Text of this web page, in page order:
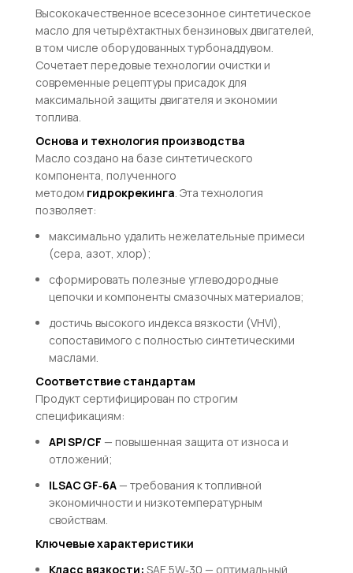
Высококачественное всесезонное синтетическое
масло для четырёхтактных бензиновых двигателей,
в том числе оборудованных турбонаддувом.
Сочетает передовые технологии очистки и
современные рецептуры присадок для
максимальной защиты двигателя и экономии
топлива.
Основа и технология производства
Масло создано на базе синтетического
компонента, полученного
методом гидрокрекинга. Эта технология
позволяет:
максимально удалить нежелательные примеси
(сера, азот, хлор);
сформировать полезные углеводородные
цепочки и компоненты смазочных материалов;
достичь высокого индекса вязкости (VHVI),
сопоставимого с полностью синтетическими
маслами.
Соответствие стандартам
Продукт сертифицирован по строгим
спецификациям:
API SP/CF — повышенная защита от износа и
отложений;
ILSAC GF‑6A— требования к топливной
экономичности и низкотемпературным
свойствам.
Ключевые характеристики
Класс вязкости: SAE5W‑30 — оптимальный